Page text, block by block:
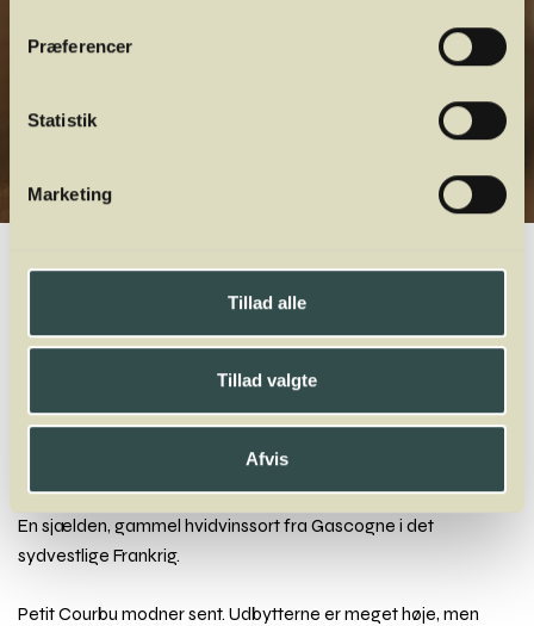
Præferencer
Statistik
Marketing
Tillad alle
Tillad valgte
Afvis
Petit Courbu
A B C D E F G H I J K L M N O P Q R S T U V W X
Kerner
Petit Courbu
En sjælden, gammel hvidvinssort fra Gascogne i det
sydvestlige Frankrig.
Petit Courbu modner sent. Udbytterne er meget høje, men